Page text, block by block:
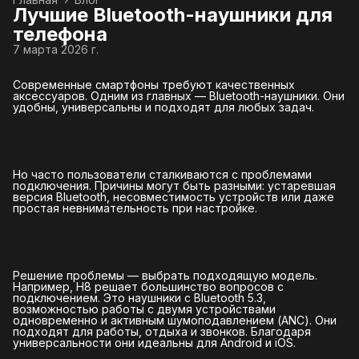
Лучшие Bluetooth-наушники для
телефона
7 марта 2026 г.
Современные смартфоны требуют качественных
аксессуаров. Одним из главных — Bluetooth-наушники. Они
удобны, универсальны и подходят для любых задач.
Но часто пользователи сталкиваются с проблемами
подключения. Причины могут быть разными: устаревшая
версия Bluetooth, несовместимость устройств или даже
простая невнимательность при настройке.
Решение проблемы — выбрать подходящую модель.
Например, H8 решает большинство вопросов с
подключением. Это наушники с Bluetooth 5.3,
возможностью работы с двумя устройствами
одновременно и активным шумоподавлением (ANC). Они
подходят для работы, отдыха и звонков. Благодаря
универсальности они идеальны для Android и iOS.